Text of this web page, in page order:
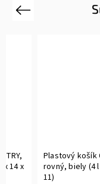
Previous
x 14 x
Plastový košík
rovný, biely (4 l
11)